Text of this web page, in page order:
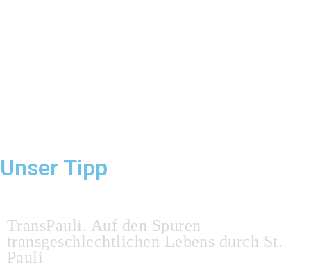
Unser Tipp
TransPauli. Auf den Spuren
transgeschlechtlichen Lebens durch St.
Pauli